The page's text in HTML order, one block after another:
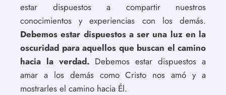
estar dispuestos a compartir nuestros
conocimientos y experiencias con los demás.
Debemos estar dispuestos a ser una luz en la
oscuridad para aquellos que buscan el camino
hacia la verdad. Debemos estar dispuestos a
amar a los demás como Cristo nos amó y a
mostrarles el camino hacia Él.